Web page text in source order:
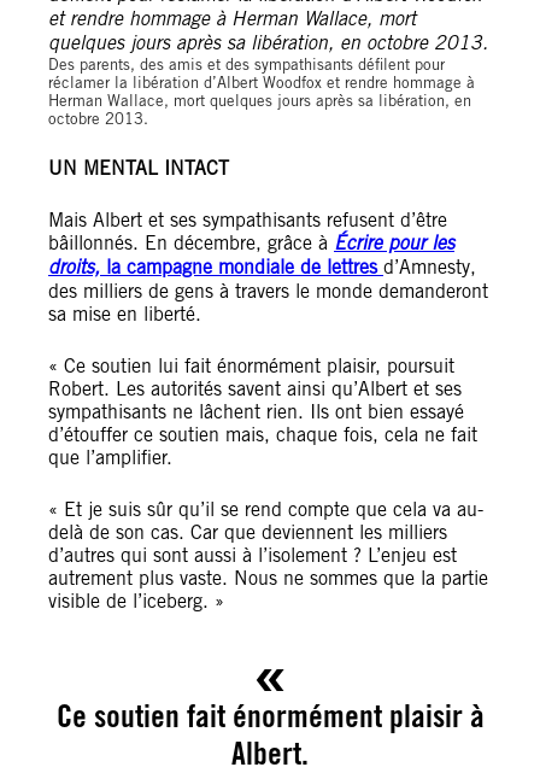
Des parents, des amis et des sympathisants défilent pour
réclamer la libération d’Albert Woodfox et rendre hommage à
Herman Wallace, mort quelques jours après sa libération, en
octobre 2013.
UN MENTAL INTACT
Mais Albert et ses sympathisants refusent d’être
bâillonnés. En décembre, grâce à Écrire pour les
droits, la campagne mondiale de lettres d’Amnesty,
des milliers de gens à travers le monde demanderont
sa mise en liberté.
« Ce soutien lui fait énormément plaisir, poursuit
Robert. Les autorités savent ainsi qu’Albert et ses
sympathisants ne lâchent rien. Ils ont bien essayé
d’étouffer ce soutien mais, chaque fois, cela ne fait
que l’amplifier.
« Et je suis sûr qu’il se rend compte que cela va au-
delà de son cas. Car que deviennent les milliers
d’autres qui sont aussi à l’isolement ? L’enjeu est
autrement plus vaste. Nous ne sommes que la partie
visible de l’iceberg. »
Ce soutien fait énormément plaisir à
Albert.